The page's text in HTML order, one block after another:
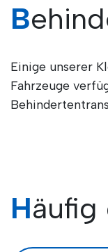
Einige unserer
Fahrzeuge